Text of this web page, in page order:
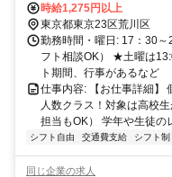
時給1,275円以上
東京都東京23区荒川区
勤務時間・曜日: 17：30
フト相談OK） ★土曜は
ト期間、行事があるなど
仕事内容: 【お仕事詳細】
人数クラス！対象は高校
担当もOK） 学年や生徒の
シフト自由 交通費支給 シフト制
同じ企業の求人